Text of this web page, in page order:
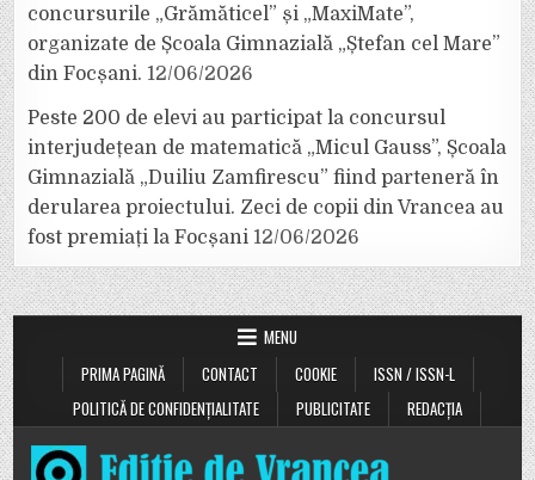
concursurile „Grămăticel” și „MaxiMate”,
organizate de Școala Gimnazială „Ștefan cel Mare”
din Focșani. 12/06/2026
Peste 200 de elevi au participat la concursul
interjudețean de matematică „Micul Gauss”, Școala
Gimnazială „Duiliu Zamfirescu” fiind parteneră în
derularea proiectului. Zeci de copii din Vrancea au
fost premiați la Focșani 12/06/2026
MENU
PRIMA PAGINĂ
CONTACT COOKIE
ISSN / ISSN-L
POLITICĂ DE CONFIDENȚIALITATE
PUBLICITATE REDACȚIA